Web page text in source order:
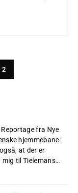
2
Reportage fra Nye
hjemmebane:
at der er
til Tielemans…